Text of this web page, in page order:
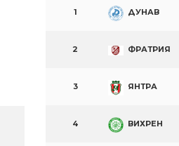
1 ДУНАВ
2 ФРАТРИЯ
3 ЯНТРА
4 ВИХРЕН